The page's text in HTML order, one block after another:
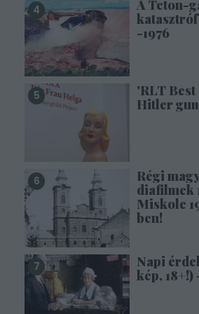
A Teton-
-1976
'RLT
Hitler
Régi
diafilmek
Miskolc
ben!
Napi
kép, 18+!)